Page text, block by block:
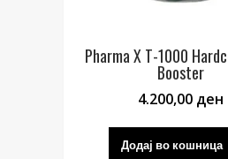
Pharma X T-1000
Booster
4.200,00 ден
Додај во кошница